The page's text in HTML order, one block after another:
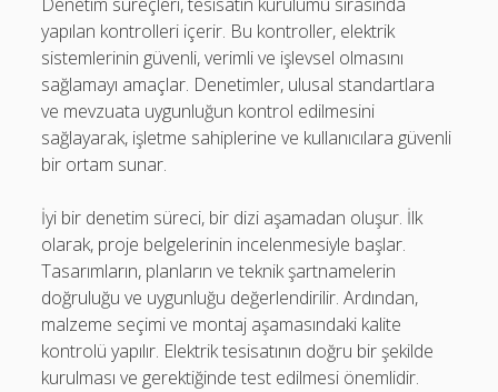
yapılan kontrolleri içerir. Bu kontroller, elektrik
sistemlerinin güvenli, verimli ve işlevsel olmasını
sağlamayı amaçlar. Denetimler, ulusal standartlara
ve mevzuata uygunluğun kontrol edilmesini
sağlayarak, işletme sahiplerine ve kullanıcılara güvenli
bir ortam sunar.
İyi bir denetim süreci, bir dizi aşamadan oluşur. İlk
olarak, proje belgelerinin incelenmesiyle başlar.
Tasarımların, planların ve teknik şartnamelerin
doğruluğu ve uygunluğu değerlendirilir. Ardından,
malzeme seçimi ve montaj aşamasındaki kalite
kontrolü yapılır. Elektrik tesisatının doğru bir şekilde
kurulması ve gerektiğinde test edilmesi önemlidir.